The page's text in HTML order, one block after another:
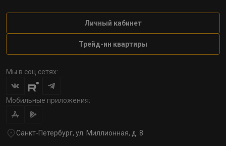
Личный кабинет
Трейд-ин квартиры
Мы в соц сетях:
Мобильные приложения:
Санкт-Петербург, ул. Миллионная, д. 8